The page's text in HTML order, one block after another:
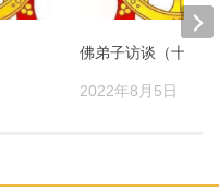
佛弟子访谈（十四）
2022年8月5日